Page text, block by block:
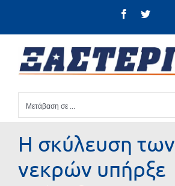
FacebookTwitter
Μετάβαση σε ...
Η σκύλευση των
νεκρών υπήρξε